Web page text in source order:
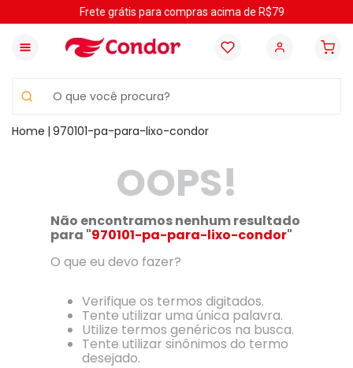
Frete grátis para compras acima de R$79
970101-pa-para-lixo-condor
OOPS!
Não encontramos nenhum resultado
para "970101-pa-para-lixo-condor"
O que eu devo fazer?
Verifique os termos digitados.
Tente utilizar uma única palavra.
Utilize termos genéricos na busca.
Tente utilizar sinônimos do termo
desejado.